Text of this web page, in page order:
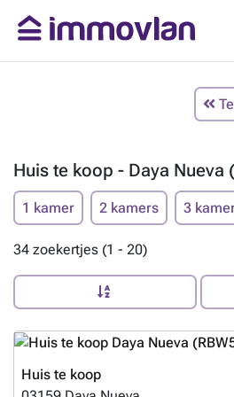
Huis te koop - Daya Nueva
1 kamer 2 kamers 3
34 zoekertjes (1 - 20)
Huis te koop